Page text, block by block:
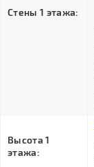
Стены 1 этажа:
Высота 1
этажа: